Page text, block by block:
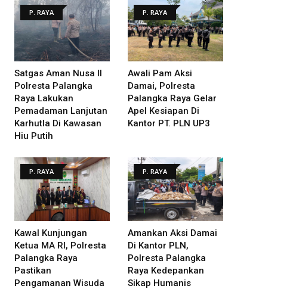
P. RAYA
Satgas Aman Nusa II
Polresta Palangka
Raya Lakukan
Pemadaman Lanjutan
Karhutla Di Kawasan
Hiu Putih
P. RAYA
Awali Pam Aksi
Damai, Polresta
Palangka Raya Gelar
Apel Kesiapan Di
Kantor PT. PLN UP3
P. RAYA
Kawal Kunjungan
Ketua MA RI, Polresta
Palangka Raya
Pastikan
Pengamanan Wisuda
P. RAYA
Amankan Aksi Damai
Di Kantor PLN,
Polresta Palangka
Raya Kedepankan
Sikap Humanis